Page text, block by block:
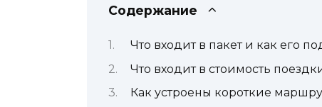
Содержание
Что входит в пакет и как его
Что входит в стоимость
Как устроены короткие